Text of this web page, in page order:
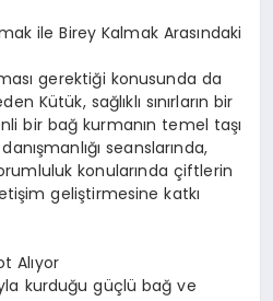
ile Birey Kalmak Arasındaki
gerektiği konusunda da
Kütük, sağlıklı sınırların bir
bir bağ kurmanın temel taşı
seanslarında,
konularında çiftlerin
geliştirmesine katkı
Alıyor
kurduğu güçlü bağ ve